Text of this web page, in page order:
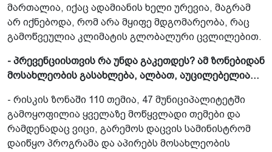
მართალია, იქაც ადამიანის ხელი ურევია, მაგრამ
არ იქნებოდა, რომ არა მყიფე მდგომარეობა, რაც
გამოწვეულია კლიმატის გლობალური ცვლილებით.
- პრევენციისთვის რა უნდა გაკეთდეს? ამ ზონებიდან
მოსახლეობის გასახლება, ალბათ, აუცილებელია...
- რისკის ზონაში 110 თემია, 47 მუნიციპალიტეტში
გამოყოფილია ყველაზე მოწყვლადი თემები და
რამდენადაც ვიცი, გარემოს დაცვის სამინისტრომ
დაიწყო პროგრამა და აპირებს მოსახლეობის